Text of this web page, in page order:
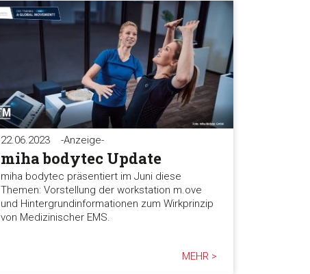
22.06.2023 -Anzeige-
miha bodytec Update
miha bodytec präsentiert im Juni diese
Themen: Vorstellung der workstation m.ove
und Hintergrundinformationen zum Wirkprinzip
von Medizinischer EMS.
MEHR >